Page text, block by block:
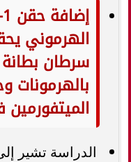
الهرموني
سرطان بطانة
بالهرمونات
الدراسة تشير